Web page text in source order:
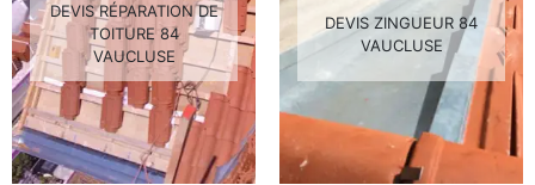
DEVIS RÉPARATION DE
TOITURE 84
VAUCLUSE
DEVIS ZINGUEUR 84
VAUCLUSE